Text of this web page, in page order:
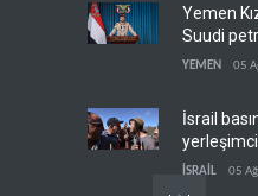
Bekai'den
ganimeti’
kazan 08
Yemen
Suudi
YEMEN 05
İsrail
İSRAİL 05